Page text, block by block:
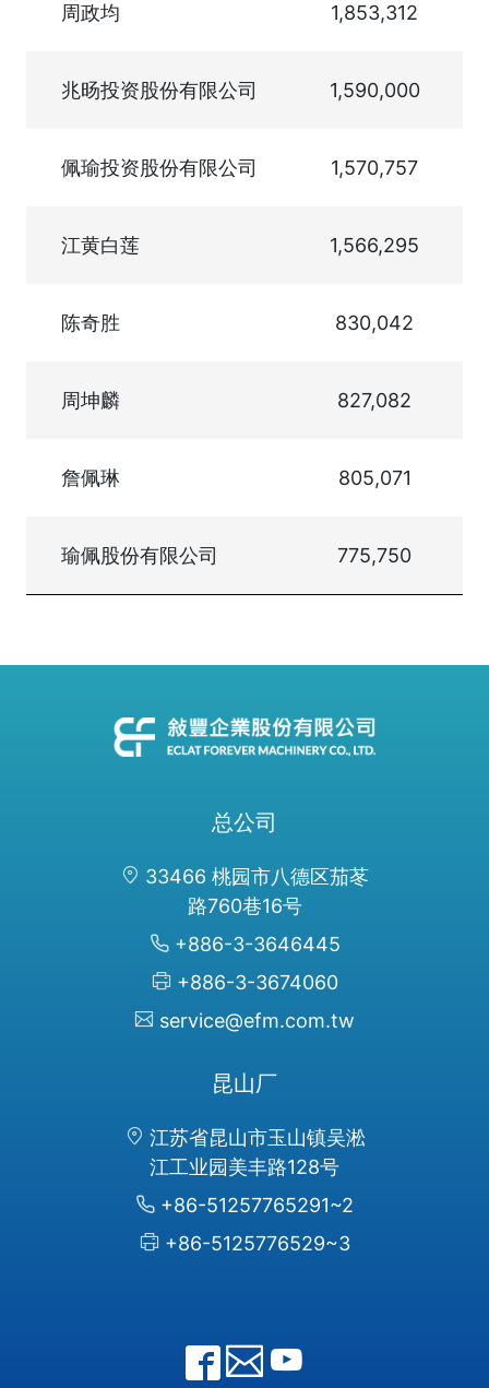
周政均 1,853,312
兆旸投资股份有限公司 1,590,000
佩瑜投资股份有限公司 1,570,757
江黄白莲 1,566,295
陈奇胜 830,042
周坤麟 827,082
詹佩琳 805,071
瑜佩股份有限公司 775,750
总公司
33466 桃园市八德区茄苳
路760巷16号
+886-3-3646445
+886-3-3674060
service@efm.com.tw
昆山厂
江苏省昆山市玉山镇吴淞
江工业园美丰路128号
+86-51257765291~2
+86-5125776529~3